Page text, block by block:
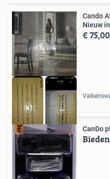
Cando
Nieuw
€ 75,00
CanDo
Bieden